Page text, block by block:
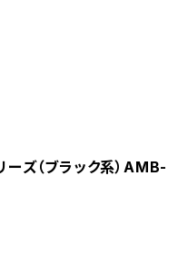
ズ（ブラック系）AMB-